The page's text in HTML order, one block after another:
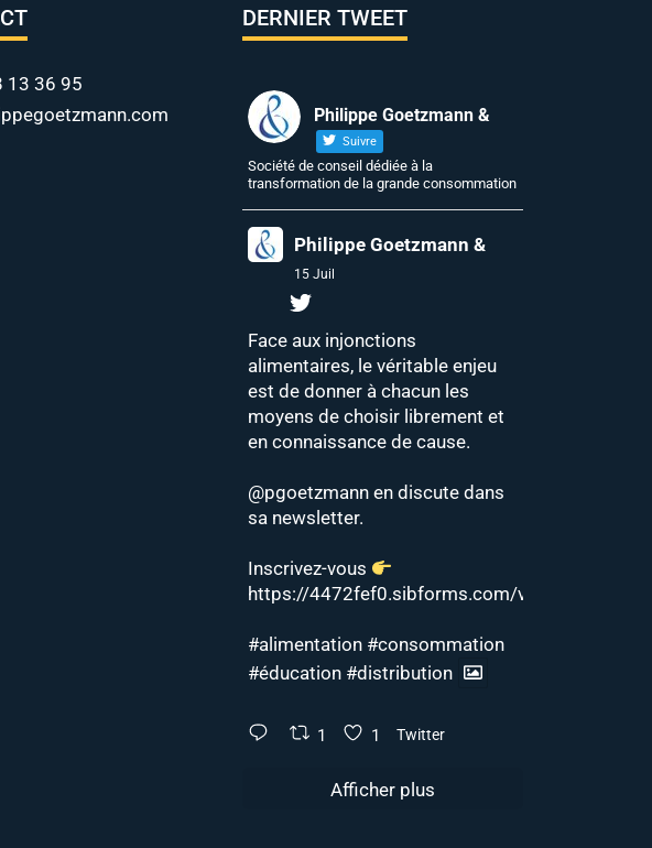
13 36 95
DERNIER TWEET
Philippe Goetzmann &
Suivre
Société de conseil dédiée à la
transformation de la grande consommation
Philippe Goetzmann &
15 Juil
Face aux injonctions
alimentaires, le véritable enjeu
est de donner à chacun les
moyens de choisir librement et
en connaissance de cause.
@pgoetzmann en discute dans
sa newsletter.
Inscrivez-vous
https://4472fef0.sibforms.com/v2/serve/
#alimentation #consommation
#éducation #distribution
1 1 Twitter
Afficher plus